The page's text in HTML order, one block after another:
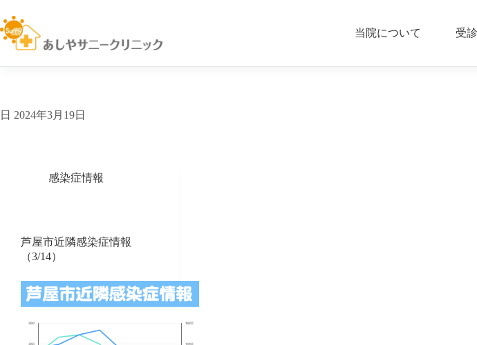
ン
テ
ツ
キ
ッ
当院について 受
日 2024年3月19日
感染症情報
芦屋市近隣感染症情報
（3/14）